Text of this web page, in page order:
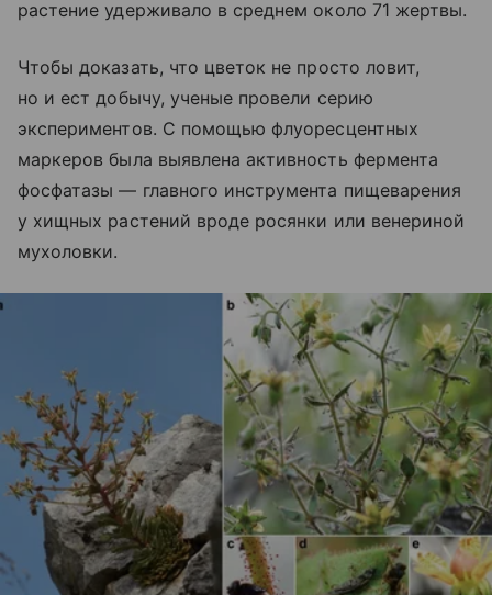
растение удерживало в среднем около 71 жертвы.
Чтобы доказать, что цветок не просто ловит,
но и ест добычу, ученые провели серию
экспериментов. С помощью флуоресцентных
маркеров была выявлена активность фермента
фосфатазы — главного инструмента пищеварения
у хищных растений вроде росянки или венериной
мухоловки.